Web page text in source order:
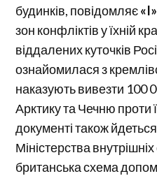
будинків, повідомляє«I»
зон конфліктів у їхній
віддалених куточків
ознайомилася з
наказують вивезти 100
Арктику та Чечню проти
документі також
Міністерства
британська схема